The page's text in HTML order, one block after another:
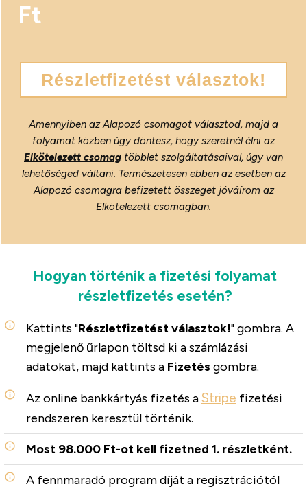
Ft
Részletfizetést választok!
Amennyiben az Alapozó csomagot választod, majd a
folyamat közben úgy döntesz, hogy szeretnél élni az
Elkötelezett csomag többlet szolgáltatásaival, úgy van
lehetőséged váltani. Természetesen ebben az esetben az
Alapozó csomagra befizetett összeget jóváírom az
Elkötelezett csomagban.
Hogyan történik a fizetési folyamat
részletfizetés esetén?
Kattints "Részletfizetést választok!" gombra. A
megjelenő űrlapon töltsd ki a számlázási
adatokat, majd kattints a Fizetés gombra.
Az online bankkártyás fizetés aStripe fizetési
rendszeren keresztül történik.
Most 98.000 Ft-ot kell fizetned 1. részletként.
A fennmaradó program díját a regisztrációtól